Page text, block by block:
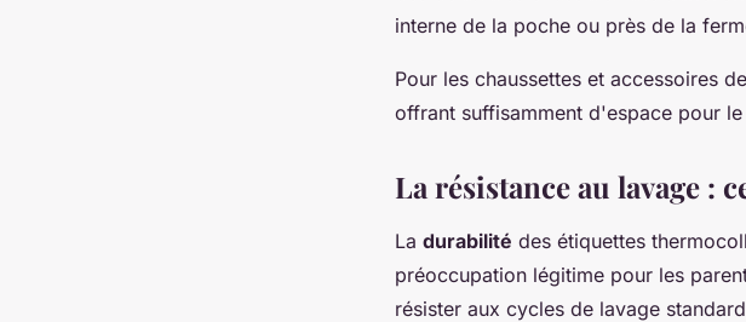
interne de la poche ou près de la
Pour les chaussettes et accessoires
offrant suffisamment d'espace pour
La résistance au lavage :
La durabilité des étiquettes
préoccupation légitime pour les
résister aux cycles de lavage